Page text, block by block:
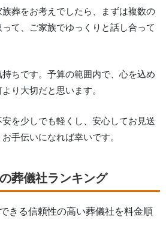
族葬をお考えでしたら、まずは複数の
て、ご家族でゆっくりと話し合って
ちです。予算の範囲内で、心を込め
り大切だと思います。
を少しでも軽くし、安心してお見送
手伝いになれば幸いです。
葬儀社ランキング
きる信頼性の高い葬儀社を料金順